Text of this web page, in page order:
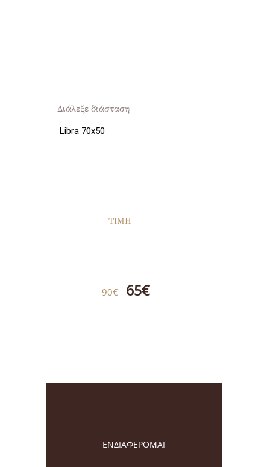
Διάλεξε διάσταση
ΤΙΜΗ
90€ 65€
ΕΝΔΙΑΦΕΡΟΜΑΙ